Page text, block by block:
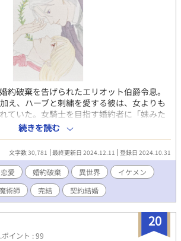
約破棄を告げられたエリオット伯爵令息。
え、ハーブと刺繍を愛する彼は、女よりも
ていた。女騎士を目指す婚約者に「妹みた
てられ、婚約解消されてしまう。 ショック
ガーデンに引きこもっていたところ、王宮
手に誘われる。 喜ぶ家族を見たら断れなく
頭魔術師のジェラール様の執務室へ向か
がいつものようにハーブティーを淹れたと
ーズされてしまい……。 「エリオット・ハ
う」 契約結婚の打診からはじまる男同士
のハーブティーと刺繍に特別な力があるこ
⭐︎表紙イラストは針山糸様に描いていただ
続きを読む
文字数 30,781 最終更新日 2024.12.11 登録日 2024.10.31
恋愛 婚約破棄 異世界
イケメン
魔術師 完結 契約結婚
20
イント : 99